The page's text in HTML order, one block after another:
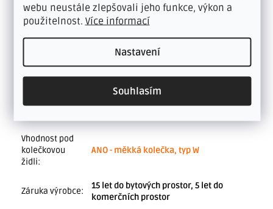
webu neustále zlepšovali jeho funkce, výkon a
použitelnost. Více informací
Nastavení
Souhlasím
Podlahové
ano - teplovodní do 28°C
tloušťka:
Cfl.S1
Vhodnost pod
kolečkovou
židli:
ANO - měkká kolečka, typ W
Záruka výrobce:
15 let do bytových prostor, 5 let do
komerčních prostor